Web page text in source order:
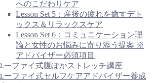
へのこだわりケア
Lesson Set 5：産後の疲れを癒すデト
ックス＆リラックスケア
Lesson Set 6：コミュニケーション理
論と女性のお悩みに寄り添う提案 ※
アドバイザー必須項目
ーファイ式腹ぽかストレッチ講座
ーファイ式セルフケアアドバイザー養成